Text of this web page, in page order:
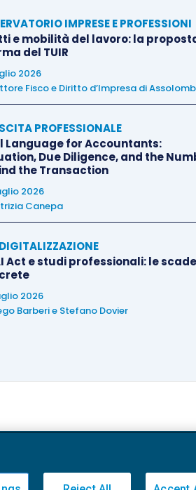
IMPRESE E PROFESSIONI
e mobilità del lavoro: la
del TUIR
2026
Fisco e Diritto d’Impresa di
PROFESSIONALE
Language for Accountants:
Due Diligence, and the
the Transaction
2026
Canepa
Act e studi professionali: le
2026
Barberie Stefano Dovier